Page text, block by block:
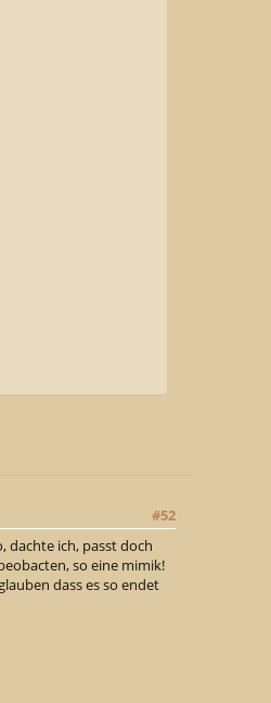
#52
dachte ich, passt doch
so eine mimik!
dass es so endet